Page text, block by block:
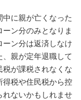
に親が亡くなった
ン分のみとなりま
ン分は返済しなけ
親が定年退職して
が課税されなくな
得税や住民税から控
れないかもしれませ